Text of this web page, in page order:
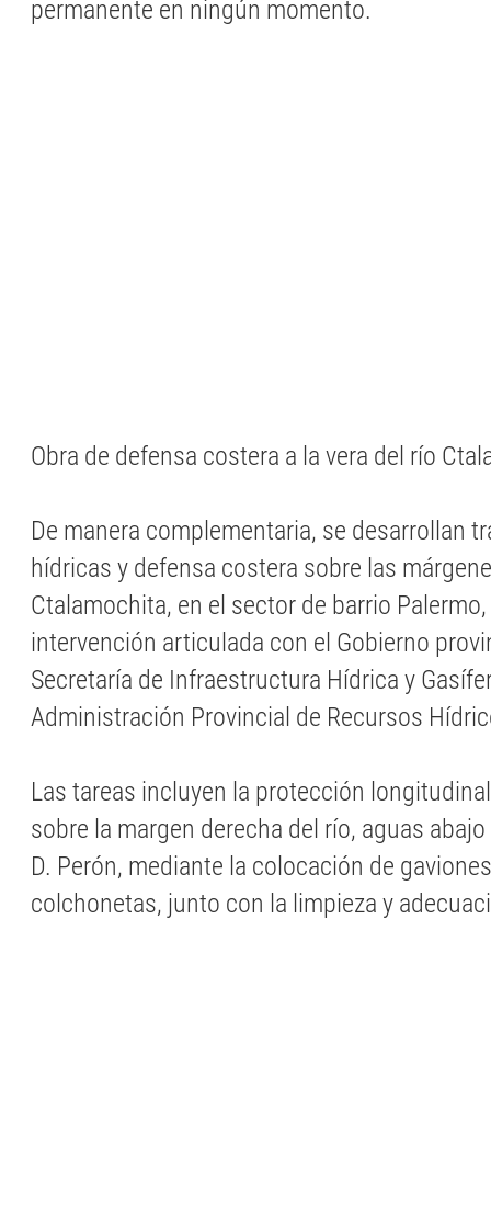
permanente en ningún momento.
Obra de defensa costera a la vera del río
De manera complementaria, se desarrollan
hídricas y defensa costera sobre las
Ctalamochita, en el sector de barrio
intervención articulada con el Gobierno
Secretaría de Infraestructura Hídrica y
Administración Provincial de Recursos
Las tareas incluyen la protección
sobre la margen derecha del río, aguas
D. Perón, mediante la colocación de
colchonetas, junto con la limpieza y